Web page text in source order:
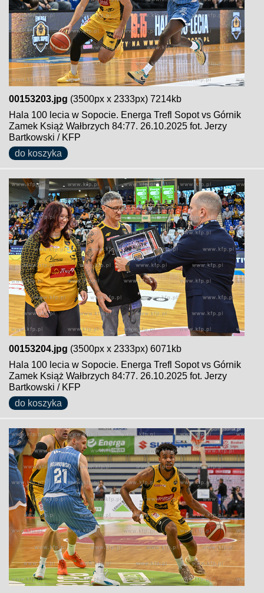
00153203.jpg (3500px x 2333px) 7214kb
Hala 100 lecia w Sopocie. Energa Trefl Sopot vs Górnik
Zamek Książ Wałbrzych 84:77. 26.10.2025 fot. Jerzy
Bartkowski / KFP
do koszyka
00153204.jpg (3500px x 2333px) 6071kb
Hala 100 lecia w Sopocie. Energa Trefl Sopot vs Górnik
Zamek Książ Wałbrzych 84:77. 26.10.2025 fot. Jerzy
Bartkowski / KFP
do koszyka